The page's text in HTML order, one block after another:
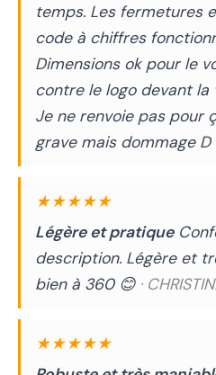
temps. Les fermetures
code à chiffres
Dimensions ok pour le
contre le logo devant la
Je ne renvoie pas pour
grave mais dommage D
★★★★★
Légère et pratique
description. Légère et
bien à 360 😊 ·
★★★★★